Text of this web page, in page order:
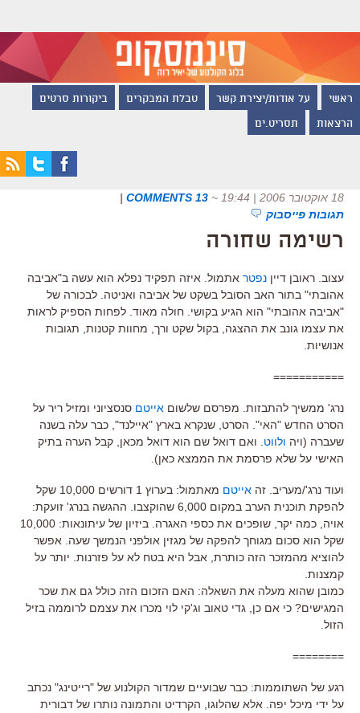
ראשי על אודות/יצירת קשר טבלת המבקרים ביקורות סרטים
הרצאות תסריט.ים
18 אוקטובר 2006 | 19:44 ~
13 COMMENTS
|
תגובות פייסבוק
רשימה שחורה
עצוב. ראובן דיין נפטר אתמול. איזה תפקיד נפלא הוא עשה ב"אביבה
אהובתי" בתור האב הסובל בשקט של אביבה ואניטה. לבכורה של
"אביבה אהובתי" הוא הגיע בקושי. חולה מאוד. לפחות הספיק לראות
את עצמו גונב את ההצגה, בקול שקט ורך, מחוות קטנות, תגובות
אנושיות.
===========
נרג' ממשיך להתבזות. מפרסם שלשום אייטם סנסציוני ומזיל ריר על
הסרט החדש "האי". הסרט, שנקרא בארץ "איילנד", כבר עלה בשנה
שעברה (ויה ולווט . ואם דואל שם הוא דואל מכאן, קבל הערה בתיק
האישי על שלא פרסמת את הממצא כאן).
ועוד נרג'/מעריב. זה אייטם
מאתמול: בערוץ 1 דורשים 10,000 שקל
להפקת תוכנית הערב במקום 6,000 שהוקצבו. ההגשה בנרג' זועקת:
אויה, כמה יקר, שופכים את כספי האגרה. ביזיון של עיתונאות: 10,000
שקל הוא סכום מגוחך להפקה של מגזין אולפני הנמשך שעה. אפשר
להוציא מהמזכר הזה כותרת, אבל היא בטח לא על פזרנות. יותר על
קמצנות.
כמובן שהוא מעלה את השאלה: האם הזכום הזה כולל גם את שכר
המגישים? כי אם כן, גדי טאוב וג'קי לוי מכרו את עצמם לרוממה בזיל
הזול.
========
רגע של השתוממות: כבר שבועיים שמדור הקולנוע של "רייטינג" נכתב
על ידי מיכל יפה. אלא שהלוגו, הקרדיט והתמונה נותרו של דבורית